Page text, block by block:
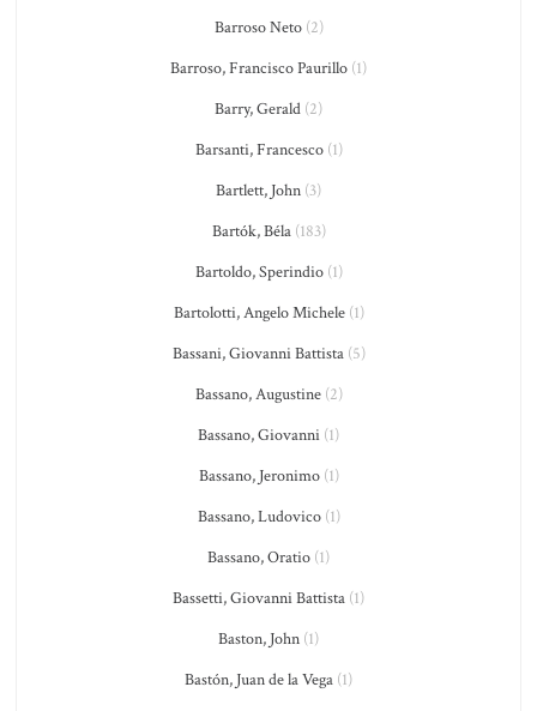
Barroso Neto(2)
Barroso, Francisco Paurillo (1)
Barry, Gerald (2)
Barsanti, Francesco(1)
Bartlett, John (3)
Bartók, Béla(183)
Bartoldo, Sperindio(1)
Bartolotti, Angelo Michele(1)
Bassani, Giovanni Battista(5)
Bassano, Augustine(2)
Bassano, Giovanni (1)
Bassano, Jeronimo(1)
Bassano, Ludovico(1)
Bassano, Oratio (1)
Bassetti, Giovanni Battista (1)
Baston, John (1)
Bastón, Juan de la Vega (1)